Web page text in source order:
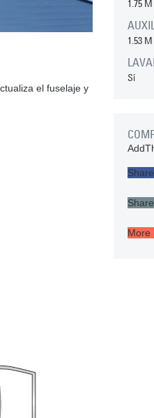
el fuselaje y
1.75 M
1.53 M
Sí
More